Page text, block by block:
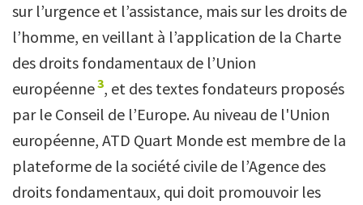
sur l’urgence et l’assistance, mais sur les droits de
l’homme, en veillant à l’application de la Charte
des droits fondamentaux de l’Union
européenne3, et des textes fondateurs proposés
par le Conseil de l’Europe. Au niveau de l'Union
européenne, ATD Quart Monde est membre de la
plateforme de la société civile de l’Agence des
droits fondamentaux, qui doit promouvoir les